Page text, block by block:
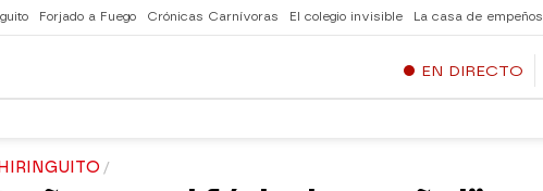
Forjado a Fuego Crónicas Carnívoras El colegio invisible La casa de empeños
EN DIRECTO